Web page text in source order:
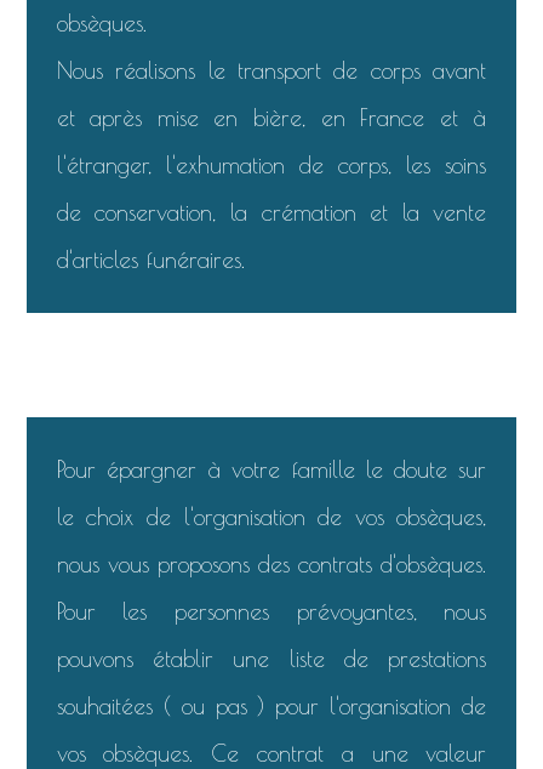
obsèques.
Nous réalisons le transport de corps avant
et après mise en bière, en France et à
l'étranger, l'exhumation de corps, les soins
de conservation, la crémation et la vente
d'articles funéraires.
Pour épargner à votre famille le doute sur
le choix de l'organisation de vos obsèques,
nous vous proposons des contrats d'obsèques.
Pour les personnes prévoyantes, nous
pouvons établir une liste de prestations
souhaitées ( ou pas ) pour l'organisation de
vos obsèques. Ce contrat a une valeur